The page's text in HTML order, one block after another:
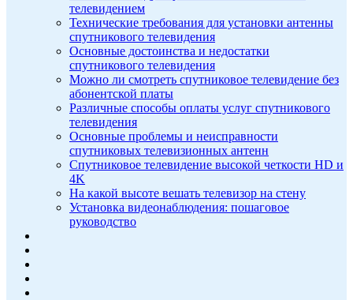
телевидением
Технические требования для установки антенны
спутникового телевидения
Основные достоинства и недостатки
спутникового телевидения
Можно ли смотреть спутниковое телевидение без
абонентской платы
Различные способы оплаты услуг спутникового
телевидения
Основные проблемы и неисправности
спутниковых телевизионных антенн
Спутниковое телевидение высокой четкости HD и
4K
На какой высоте вешать телевизор на стену
Установка видеонаблюдения: пошаговое
руководство